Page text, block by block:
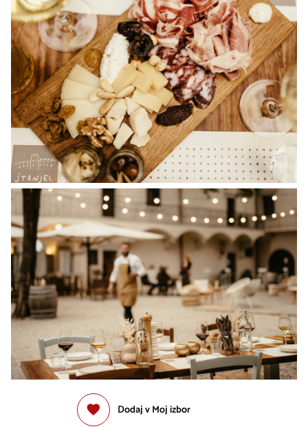
Dodaj v Moj izbor